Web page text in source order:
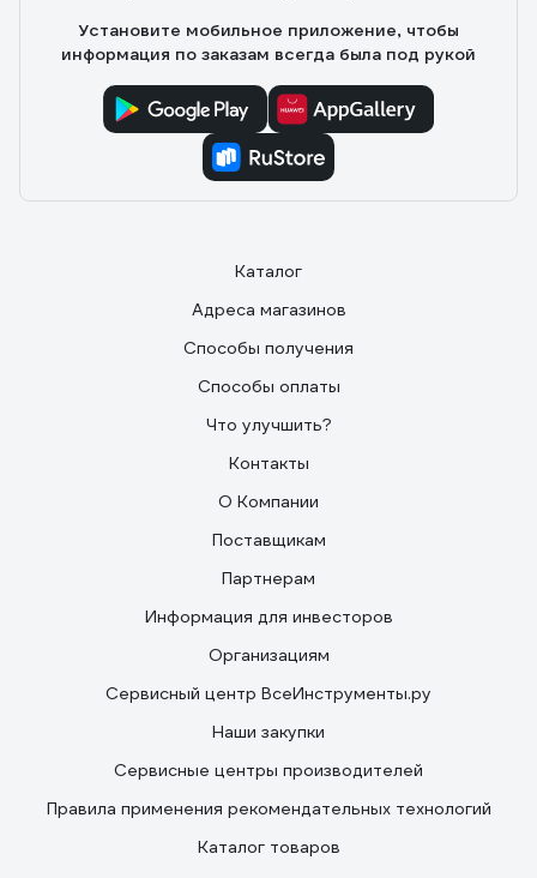
Установите мобильное приложение, чтобы
информация по заказам всегда была под рукой
Каталог
Адреса магазинов
Способы получения
Способы оплаты
Что улучшить?
Контакты
О Компании
Поставщикам
Партнерам
Информация для инвесторов
Организациям
Сервисный центр ВсеИнструменты.ру
Наши закупки
Сервисные центры производителей
Правила применения рекомендательных технологий
Каталог товаров